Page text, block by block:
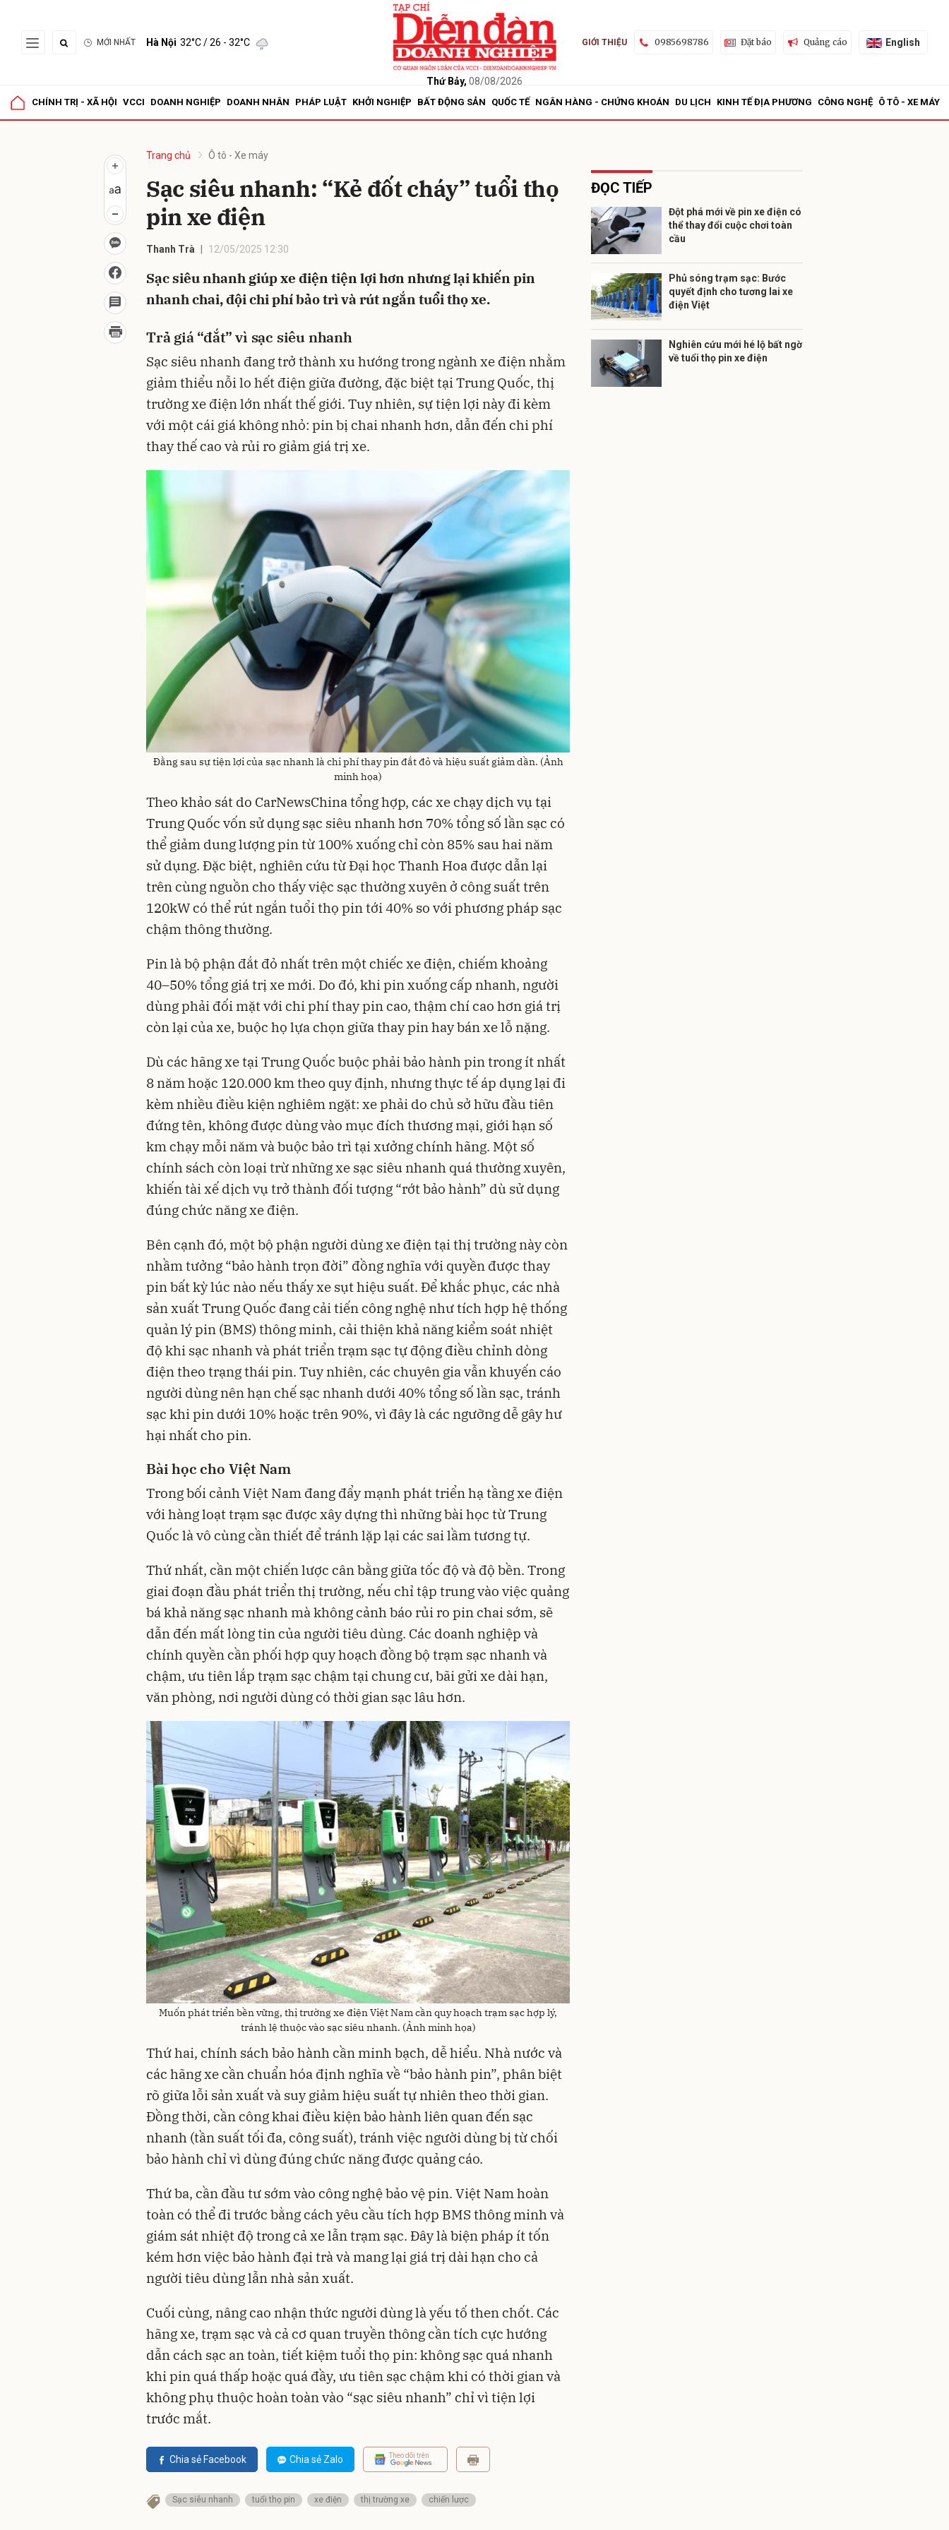
MỚI NHẤT Hà Nội 32°C/ 26 - 32°C
Thứ Bảy, 08/08/2026
GIỚI THIỆU 0985698786 Đặt báo Quảng cáo English
CHÍNH TRỊ - XÃ HỘI VCCI DOANH NGHIỆP DOANH NHÂN PHÁP LUẬT KHỞI NGHIỆP BẤT ĐỘNG SẢN QUỐC TẾ NGÂN HÀNG - CHỨNG KHOÁN DU LỊCH KINH TẾ ĐỊA PHƯƠNG CÔNG NGHỆ Ô TÔ - XE MÁY
Trang chủ Ô tô - Xe máy
Sạc siêu nhanh: “Kẻ đốt cháy” tuổi thọ
pin xe điện
Thanh Trà 12/05/2025 12:30
Sạc siêu nhanh giúp xe điện tiện lợi hơn nhưng lại khiến pin
nhanh chai, đội chi phí bảo trì và rút ngắn tuổi thọ xe.
Trả giá “đắt” vì sạc siêu nhanh
Sạc siêu nhanh đang trở thành xu hướng trong ngành xe điện nhằm
giảm thiểu nỗi lo hết điện giữa đường, đặc biệt tại Trung Quốc, thị
trường xe điện lớn nhất thế giới. Tuy nhiên, sự tiện lợi này đi kèm
với một cái giá không nhỏ: pin bị chai nhanh hơn, dẫn đến chi phí
thay thế cao và rủi ro giảm giá trị xe.
Đằng sau sự tiện lợi của sạc nhanh là chi phí thay pin đắt đỏ và hiệu suất giảm dần. (Ảnh
minh họa)
Theo khảo sát do CarNewsChina tổng hợp, các xe chạy dịch vụ tại
Trung Quốc vốn sử dụng sạc siêu nhanh hơn 70% tổng số lần sạc có
thể giảm dung lượng pin từ 100% xuống chỉ còn 85% sau hai năm
sử dụng. Đặc biệt, nghiên cứu từ Đại học Thanh Hoa được dẫn lại
trên cùng nguồn cho thấy việc sạc thường xuyên ở công suất trên
120kW có thể rút ngắn tuổi thọ pin tới 40% so với phương pháp sạc
chậm thông thường.
Pin là bộ phận đắt đỏ nhất trên một chiếc xe điện, chiếm khoảng
40–50% tổng giá trị xe mới. Do đó, khi pin xuống cấp nhanh, người
dùng phải đối mặt với chi phí thay pin cao, thậm chí cao hơn giá trị
còn lại của xe, buộc họ lựa chọn giữa thay pin hay bán xe lỗ nặng.
Dù các hãng xe tại Trung Quốc buộc phải bảo hành pin trong ít nhất
8 năm hoặc 120.000 km theo quy định, nhưng thực tế áp dụng lại đi
kèm nhiều điều kiện nghiêm ngặt: xe phải do chủ sở hữu đầu tiên
đứng tên, không được dùng vào mục đích thương mại, giới hạn số
km chạy mỗi năm và buộc bảo trì tại xưởng chính hãng. Một số
chính sách còn loại trừ những xe sạc siêu nhanh quá thường xuyên,
khiến tài xế dịch vụ trở thành đối tượng “rớt bảo hành” dù sử dụng
đúng chức năng xe điện.
Bên cạnh đó, một bộ phận người dùng xe điện tại thị trường này còn
nhầm tưởng “bảo hành trọn đời” đồng nghĩa với quyền được thay
pin bất kỳ lúc nào nếu thấy xe sụt hiệu suất. Để khắc phục, các nhà
sản xuất Trung Quốc đang cải tiến công nghệ như tích hợp hệ thống
quản lý pin (BMS) thông minh, cải thiện khả năng kiểm soát nhiệt
độ khi sạc nhanh và phát triển trạm sạc tự động điều chỉnh dòng
điện theo trạng thái pin. Tuy nhiên, các chuyên gia vẫn khuyến cáo
người dùng nên hạn chế sạc nhanh dưới 40% tổng số lần sạc, tránh
sạc khi pin dưới 10% hoặc trên 90%, vì đây là các ngưỡng dễ gây hư
hại nhất cho pin.
Bài học cho Việt Nam
Trong bối cảnh Việt Nam đang đẩy mạnh phát triển hạ tầng xe điện
với hàng loạt trạm sạc được xây dựng thì những bài học từ Trung
Quốc là vô cùng cần thiết để tránh lặp lại các sai lầm tương tự.
Thứ nhất, cần một chiến lược cân bằng giữa tốc độ và độ bền. Trong
giai đoạn đầu phát triển thị trường, nếu chỉ tập trung vào việc quảng
bá khả năng sạc nhanh mà không cảnh báo rủi ro pin chai sớm, sẽ
dẫn đến mất lòng tin của người tiêu dùng. Các doanh nghiệp và
chính quyền cần phối hợp quy hoạch đồng bộ trạm sạc nhanh và
chậm, ưu tiên lắp trạm sạc chậm tại chung cư, bãi gửi xe dài hạn,
văn phòng, nơi người dùng có thời gian sạc lâu hơn.
Muốn phát triển bền vững, thị trường xe điện Việt Nam cần quy hoạch trạm sạc hợp lý,
tránh lệ thuộc vào sạc siêu nhanh. (Ảnh minh họa)
Thứ hai, chính sách bảo hành cần minh bạch, dễ hiểu. Nhà nước và
các hãng xe cần chuẩn hóa định nghĩa về “bảo hành pin”, phân biệt
rõ giữa lỗi sản xuất và suy giảm hiệu suất tự nhiên theo thời gian.
Đồng thời, cần công khai điều kiện bảo hành liên quan đến sạc
nhanh (tần suất tối đa, công suất), tránh việc người dùng bị từ chối
bảo hành chỉ vì dùng đúng chức năng được quảng cáo.
Thứ ba, cần đầu tư sớm vào công nghệ bảo vệ pin. Việt Nam hoàn
toàn có thể đi trước bằng cách yêu cầu tích hợp BMS thông minh và
giám sát nhiệt độ trong cả xe lẫn trạm sạc. Đây là biện pháp ít tốn
kém hơn việc bảo hành đại trà và mang lại giá trị dài hạn cho cả
người tiêu dùng lẫn nhà sản xuất.
Cuối cùng, nâng cao nhận thức người dùng là yếu tố then chốt. Các
hãng xe, trạm sạc và cả cơ quan truyền thông cần tích cực hướng
dẫn cách sạc an toàn, tiết kiệm tuổi thọ pin: không sạc quá nhanh
khi pin quá thấp hoặc quá đầy, ưu tiên sạc chậm khi có thời gian và
không phụ thuộc hoàn toàn vào “sạc siêu nhanh” chỉ vì tiện lợi
trước mắt.
Chia sẻ Facebook Chia sẻ Zalo Theo dõi trên
Sạc siêu nhanh tuổi thọ pin xe điện thị trường xe chiến lược
ĐỌC TIẾP
Đột phá mới về pin xe điện có
thể thay đổi cuộc chơi toàn
cầu
Phủ sóng trạm sạc: Bước
quyết định cho tương lai xe
điện Việt
Nghiên cứu mới hé lộ bất ngờ
về tuổi thọ pin xe điện
Gửi